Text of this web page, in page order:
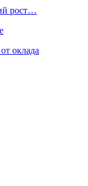
рост…
оклада